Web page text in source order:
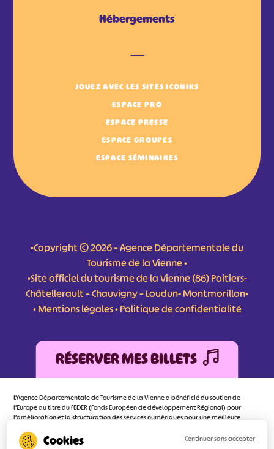
Hébergements
JOUEZ AVEC LES SITES ICONIKS
ESPACE PRO
ESPACE PRESSE
ESPACE GROUPES
ESPACE SÉMINAIRES
•Copyright © 2026 – Agence Départementale du
Tourisme de la Vienne •
•Site officiel du tourisme de la Vienne (86) Poitiers-
Châtellerault – Chauvigny – Loudun- Montmorillon•
•Mentions légales•Politique de confidentialité
RÉSERVER MES BILLETS
L'Agence Départementale de Tourisme de la Vienne a bénéficié du soutien de
l’Europe au titre du FEDER (Fonds Européen de développement Régional) pour
l’amélioration et la structuration des services numériques pour une meilleure
d’orienter au mieux le visiteur.
Continuer sans accepter